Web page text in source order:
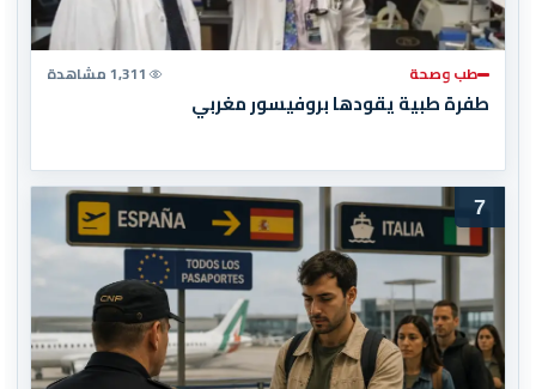
طب وصحة 1,311 مشاهدة
طفرة طبية يقودها بروفيسور مغربي
7